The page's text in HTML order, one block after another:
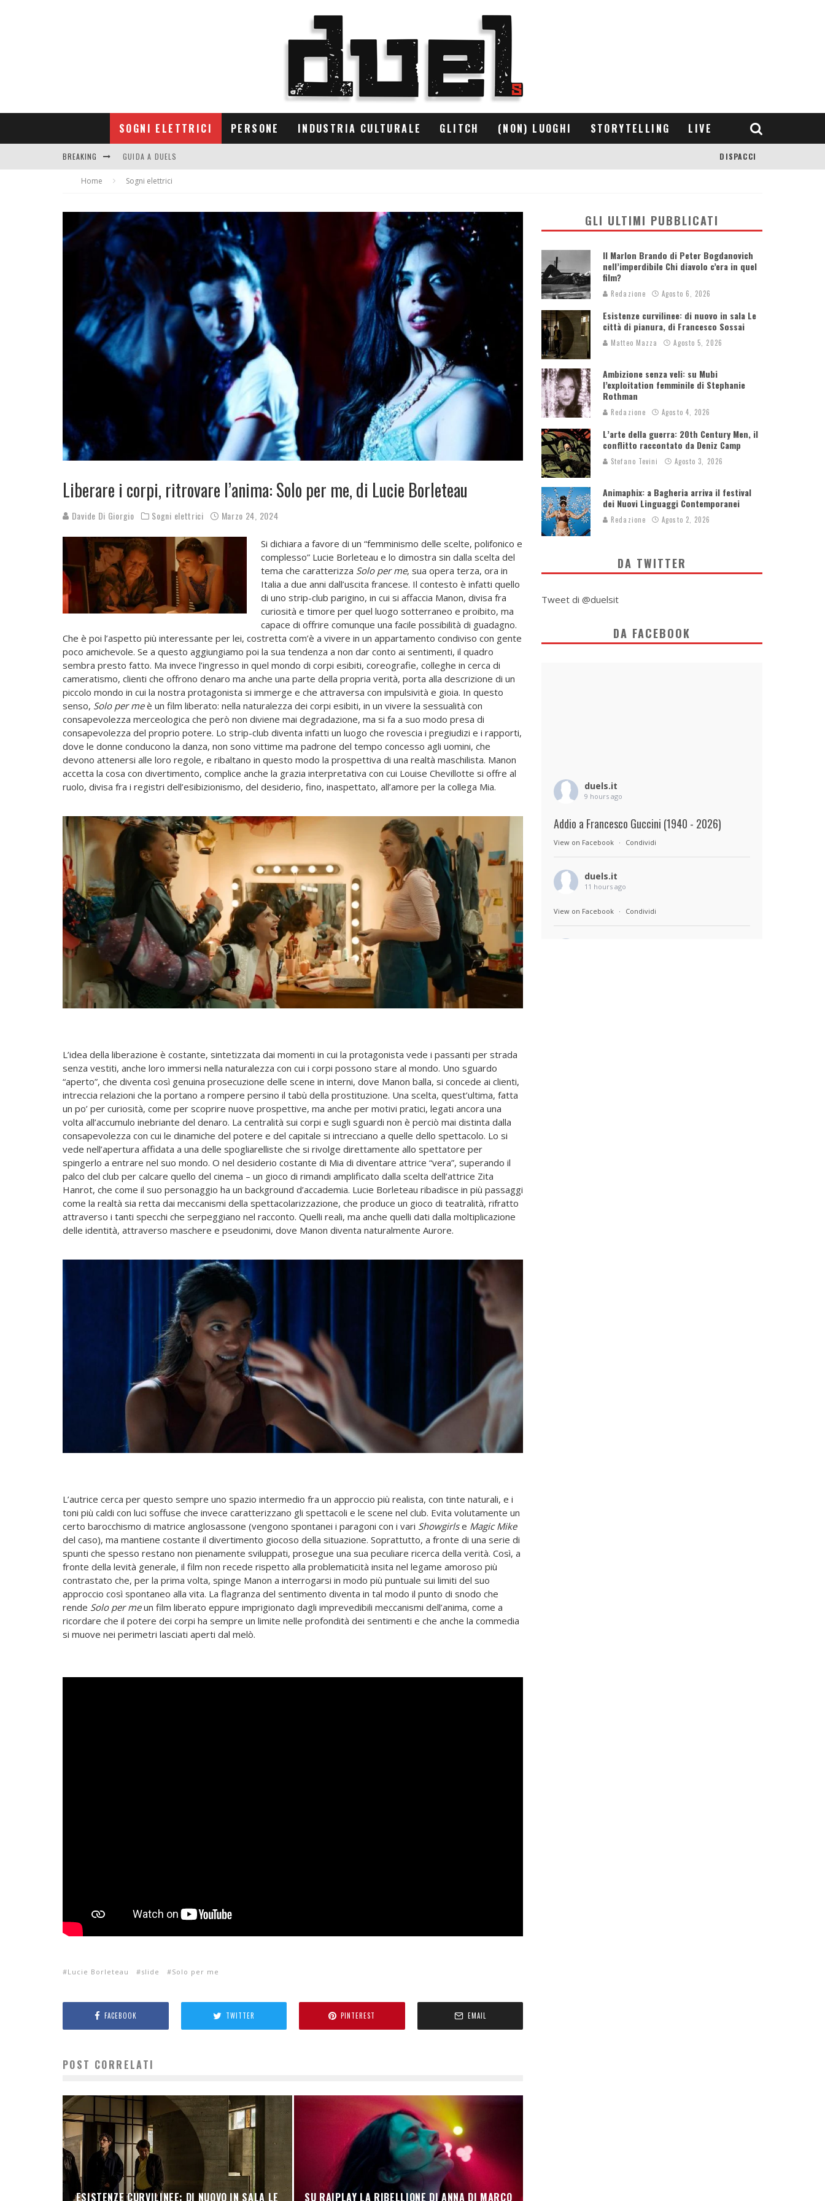
SOGNI ELETTRICI PERSONE INDUSTRIA CULTURALE GLITCH (NON) LUOGHI STORYTELLING LIVE
BREAKING GUIDA A DUELS
CONTRIBUTORS
DISPACCI
Home Sogni elettrici
Liberare i corpi, ritrovare l’anima: Solo per me, di Lucie Borleteau
Davide Di Giorgio Sogni elettrici Marzo 24, 2024
Si dichiara a favore di un “femminismo delle scelte, polifonico e
complesso” Lucie Borleteau e lo dimostra sin dalla scelta del
tema che caratterizza Solo per me, sua opera terza, ora in
Italia a due anni dall’uscita francese. Il contesto è infatti quello
di uno strip-club parigino, in cui si affaccia Manon, divisa fra
curiosità e timore per quel luogo sotterraneo e proibito, ma
capace di offrire comunque una facile possibilità di guadagno.
Che è poi l’aspetto più interessante per lei, costretta com’è a vivere in un appartamento condiviso con gente
poco amichevole. Se a questo aggiungiamo poi la sua tendenza a non dar conto ai sentimenti, il quadro
sembra presto fatto. Ma invece l’ingresso in quel mondo di corpi esibiti, coreografie, colleghe in cerca di
cameratismo, clienti che offrono denaro ma anche una parte della propria verità, porta alla descrizione di un
piccolo mondo in cui la nostra protagonista si immerge e che attraversa con impulsività e gioia. In questo
senso, Solo per meè un film liberato: nella naturalezza dei corpi esibiti, in un vivere la sessualità con
consapevolezza merceologica che però non diviene mai degradazione, ma si fa a suo modo presa di
consapevolezza del proprio potere. Lo strip-club diventa infatti un luogo che rovescia i pregiudizi e i rapporti,
dove le donne conducono la danza, non sono vittime ma padrone del tempo concesso agli uomini, che
devono attenersi alle loro regole, e ribaltano in questo modo la prospettiva di una realtà maschilista. Manon
accetta la cosa con divertimento, complice anche la grazia interpretativa con cui Louise Chevillotte si offre al
ruolo, divisa fra i registri dell’esibizionismo, del desiderio, fino, inaspettato, all’amore per la collega Mia.
L’idea della liberazione è costante, sintetizzata dai momenti in cui la protagonista vede i passanti per strada
senza vestiti, anche loro immersi nella naturalezza con cui i corpi possono stare al mondo. Uno sguardo
“aperto”, che diventa così genuina prosecuzione delle scene in interni, dove Manon balla, si concede ai clienti,
intreccia relazioni che la portano a rompere persino il tabù della prostituzione. Una scelta, quest’ultima, fatta
un po’ per curiosità, come per scoprire nuove prospettive, ma anche per motivi pratici, legati ancora una
volta all’accumulo inebriante del denaro. La centralità sui corpi e sugli sguardi non è perciò mai distinta dalla
consapevolezza con cui le dinamiche del potere e del capitale si intrecciano a quelle dello spettacolo. Lo si
vede nell’apertura affidata a una delle spogliarelliste che si rivolge direttamente allo spettatore per
spingerlo a entrare nel suo mondo. O nel desiderio costante di Mia di diventare attrice “vera”, superando il
palco del club per calcare quello del cinema – un gioco di rimandi amplificato dalla scelta dell’attrice Zita
Hanrot, che come il suo personaggio ha un background d’accademia. Lucie Borleteau ribadisce in più passaggi
come la realtà sia retta dai meccanismi della spettacolarizzazione, che produce un gioco di teatralità, rifratto
attraverso i tanti specchi che serpeggiano nel racconto. Quelli reali, ma anche quelli dati dalla moltiplicazione
delle identità, attraverso maschere e pseudonimi, dove Manon diventa naturalmente Aurore.
L’autrice cerca per questo sempre uno spazio intermedio fra un approccio più realista, con tinte naturali, e i
toni più caldi con luci soffuse che invece caratterizzano gli spettacoli e le scene nel club. Evita volutamente un
certo barocchismo di matrice anglosassone (vengono spontanei i paragoni con i vari Showgirlse Magic Mike
del caso), ma mantiene costante il divertimento giocoso della situazione. Soprattutto, a fronte di una serie di
spunti che spesso restano non pienamente sviluppati, prosegue una sua peculiare ricerca della verità. Così, a
fronte della levità generale, il film non recede rispetto alla problematicità insita nel legame amoroso più
contrastato che, per la prima volta, spinge Manon a interrogarsi in modo più puntuale sui limiti del suo
approccio così spontaneo alla vita. La flagranza del sentimento diventa in tal modo il punto di snodo che
rende Solo per meun film liberato eppure imprigionato dagli imprevedibili meccanismi dell’anima, come a
ricordare che il potere dei corpi ha sempre un limite nelle profondità dei sentimenti e che anche la commedia
si muove nei perimetri lasciati aperti dal melò.
Lucie Borleteau slide Solo per me
FACEBOOK TWITTER PINTEREST EMAIL
POST CORRELATI
ESISTENZE CURVILINEE: DI NUOVO IN SALA LE SU RAIPLAY LA RIBELLIONE DI ANNA DI MARCO
GLI ULTIMI PUBBLICATI
Il Marlon Brando di Peter Bogdanovich
nell’imperdibile Chi diavolo c’era in quel
film?
Redazione Agosto 6, 2026
Esistenze curvilinee: di nuovo in sala Le
città di pianura, di Francesco Sossai
Matteo Mazza Agosto 5, 2026
Ambizione senza veli: su Mubi
l’exploitation femminile di Stephanie
Rothman
Redazione Agosto 4, 2026
L’arte della guerra: 20th Century Men, il
conflitto raccontato da Deniz Camp
Stefano Tevini Agosto 3, 2026
Animaphix: a Bagheria arriva il festival
dei Nuovi Linguaggi Contemporanei
Redazione Agosto 2, 2026
DA TWITTER
Tweet di @duelsit
DA FACEBOOK
duels.it
9 hours ago
Addio a Francesco Guccini (1940 - 2026)
View on Facebook · Condividi
duels.it
11 hours ago
View on Facebook · Condividi